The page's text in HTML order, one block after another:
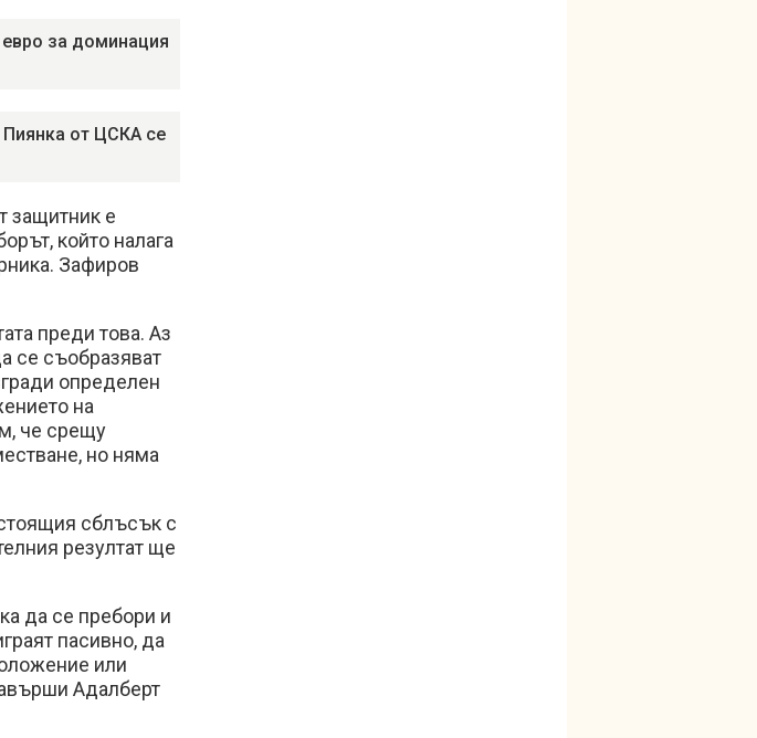
за доминация
Пиянка от ЦСКА се
защитник е
който налага
Зафиров
преди това. Аз
се съобразяват
определен
на
че срещу
но няма
сблъсък с
резултат ще
да се пребори и
пасивно, да
или
Адалберт